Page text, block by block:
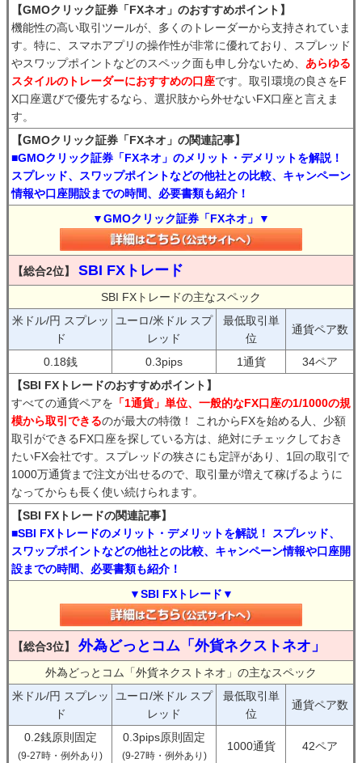
【GMOクリック証券「FXネオ」のおすすめポイント】
機能性の高い取引ツールが、多くのトレーダーから支持されていま
す。特に、スマホアプリの操作性が非常に優れており、スプレッド
やスワップポイントなどのスペック面も申し分ないため、 あらゆる
スタイルのトレーダーにおすすめの口座です。取引環境の良さをF
X口座選びで優先するなら、選択肢から外せないFX口座と言えま
す。
【GMOクリック証券「FXネオ」の関連記事】
■GMOクリック証券「FXネオ」のメリット・デメリットを解説！
スプレッド、スワップポイントなどの他社との比較、キャンペーン
情報や口座開設までの時間、必要書類も紹介！
▼GMOクリック証券「FXネオ」▼
【総合2位】 SBI FXトレード
SBI FXトレードの主なスペック
米ドル/円 スプレッ
ド
ユーロ/米ドル スプ
レッド
最低取引単
位
通貨ペア数
0.18銭 0.3pips 1通貨
34ペア
【SBI FXトレードのおすすめポイント】
すべての通貨ペアを 「1通貨」単位、一般的なFX口座の1/1000の規
模から取引できるのが最大の特徴！ これからFXを始める人、少額
取引ができるFX口座を探している方は、絶対にチェックしておき
たいFX会社です。スプレッドの狭さにも定評があり、1回の取引で
1000万通貨まで注文が出せるので、取引量が増えて稼げるように
なってからも長く使い続けられます。
【SBI FXトレードの関連記事】
■SBI FXトレードのメリット・デメリットを解説！ スプレッド、
スワップポイントなどの他社との比較、キャンペーン情報や口座開
設までの時間、必要書類も紹介！
▼SBI FXトレード▼
【総合3位】 外為どっとコム「外貨ネクストネオ」
外為どっとコム「外貨ネクストネオ」の主なスペック
米ドル/円 スプレッ
ド
ユーロ/米ドル スプ
レッド
最低取引単
位
通貨ペア数
0.2銭原則固定
(9-27時・例外あり)
0.3pips原則固定
(9-27時・例外あり)
1000通貨 42ペア